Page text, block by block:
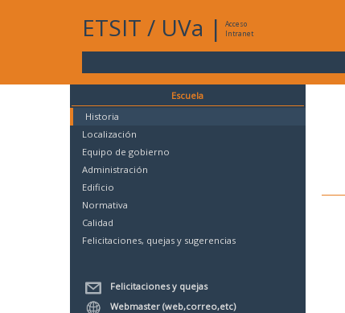
ETSIT / UVa |
Acceso
Intranet
Escuela
Historia
Localización
Equipo de gobierno
Administración
Edificio
Normativa
Calidad
Felicitaciones, quejas y sugerencias
Felicitaciones y quejas
Webmaster (web,correo,etc)